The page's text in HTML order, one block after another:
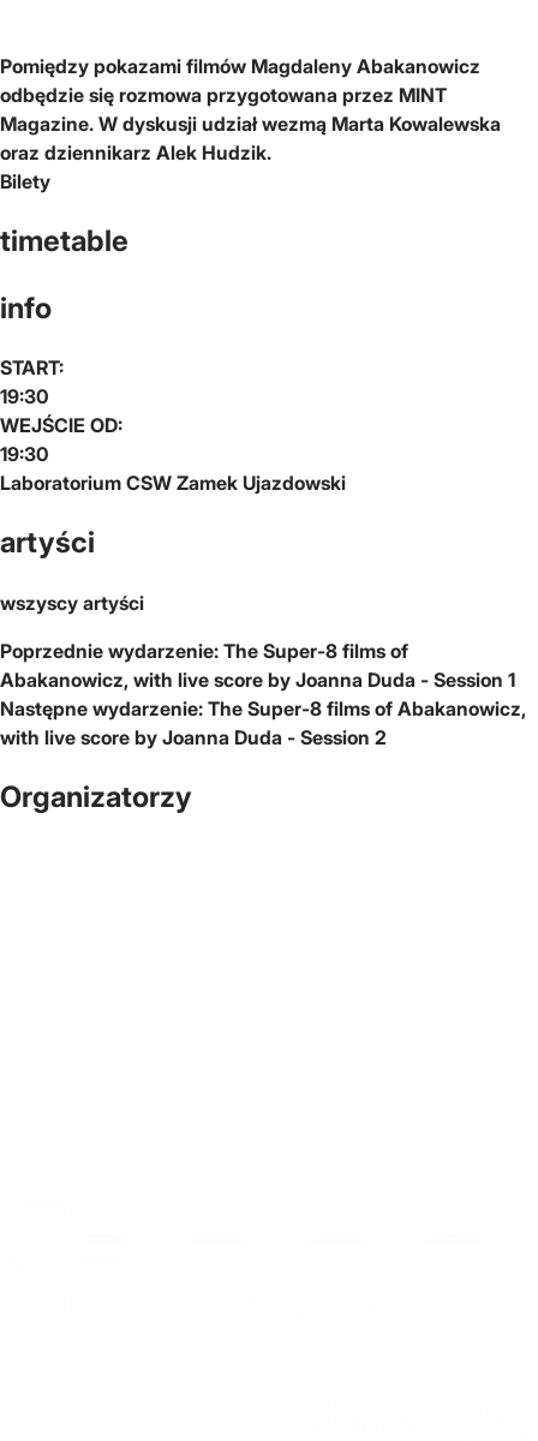
Pomiędzy pokazami filmów Magdaleny Abakanowicz
odbędzie się rozmowa przygotowana przez MINT
Magazine. W dyskusji udział wezmą Marta Kowalewska
oraz dziennikarz Alek Hudzik.
Bilety
timetable
info
START:
19:30
WEJŚCIE OD:
19:30
Laboratorium CSW Zamek Ujazdowski
artyści
wszyscy artyści
Poprzednie wydarzenie: The Super-8 films of
Abakanowicz, with live score by Joanna Duda - Session 1
Następne wydarzenie: The Super-8 films of Abakanowicz,
with live score by Joanna Duda - Session 2
Organizatorzy